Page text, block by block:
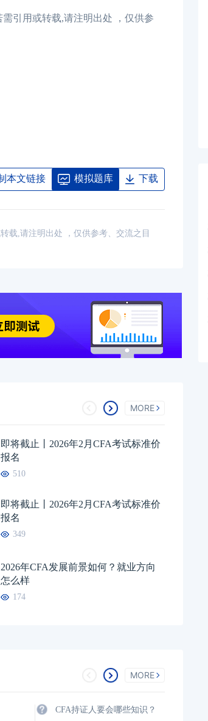
引用或转载,请注明出处 ，仅供参
本文链接 模拟题库 下载
载,请注明出处 ，仅供参考、交流之目
MORE
即将截止丨2026年2月CFA考试标准价
报名
510
即将截止丨2026年2月CFA考试标准价
报名
349
2026年CFA发展前景如何？就业方向
怎么样
174
MORE
CFA持证人要会哪些知识？
17
17
2024年CFA教材科目
2024年全年CFA考试时间汇总